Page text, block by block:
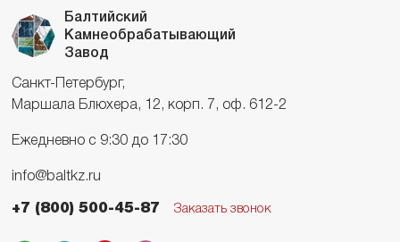
Балтийский
Камнеобрабатывающий
Завод
Санкт-Петербург,
Маршала Блюхера, 12, корп. 7, оф. 612-2
Ежедневно с 9:30 до 17:30
info@baltkz.ru
+7 (800) 500-45-87 Заказать звонок